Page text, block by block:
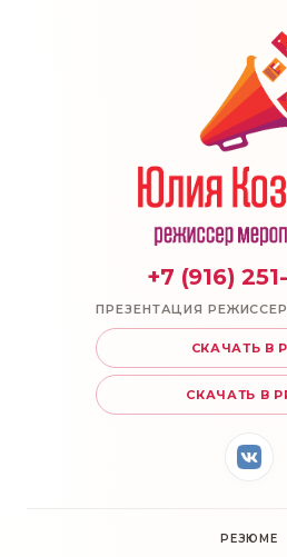
+7 (916)
ПРЕЗЕНТАЦИЯ
СКАЧАТЬ В
СКАЧАТЬ В
РЕЗЮМЕ